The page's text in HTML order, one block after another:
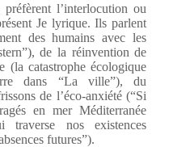
l’interlocution ou
Je lyrique. Ils parlent
des humains avec les
de la réinvention de
(la catastrophe écologique
dans “La ville”), du
de l’éco-anxiété (“Si
en mer Méditerranée
nos existences
futures”).